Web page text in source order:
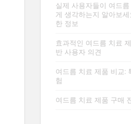
실제 사용자들이 여드
게 생각하는지 알아보
한 정보
효과적인 여드름 치료
반 사용자 의견
여드름 치료 제품 비교:
험
여드름 치료 제품 구매